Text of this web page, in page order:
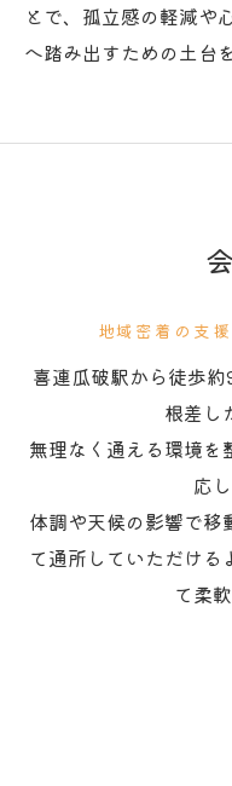
とで、孤立感の軽減や
へ踏み出すための土台
地域密着の支
喜連瓜破駅から徒歩
根差し
無理なく通える環境を
応
体調や天候の影響で移
て通所していただけ
て柔